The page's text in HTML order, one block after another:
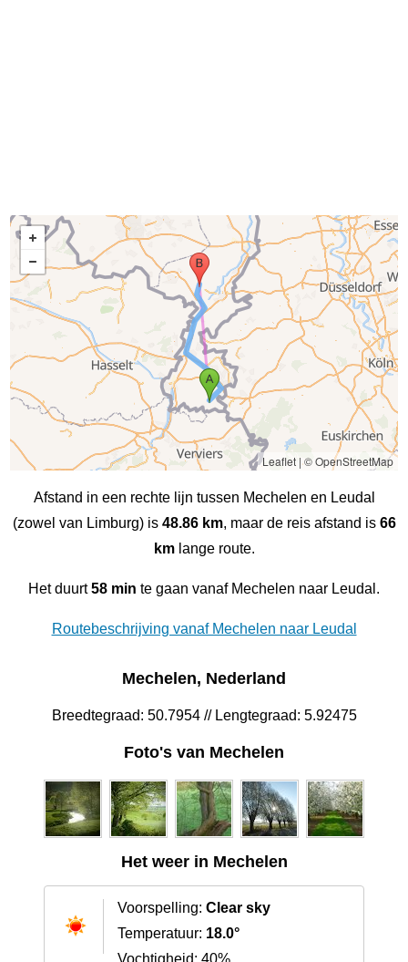
Leaflet|© OpenStreetMap
Afstand in een rechte lijn tussen Mechelen en Leudal‎
(zowel van Limburg) is 48.86 km, maar de reis afstand is 66
kmlange route.
Het duurt58 min te gaan vanaf Mechelen naar Leudal‎.
Routebeschrijving vanaf Mechelen naar Leudal‎
Mechelen, Nederland
Breedtegraad: 50.7954 // Lengtegraad: 5.92475
Foto's van Mechelen
Het weer in Mechelen
Voorspelling: Clear sky
Temperatuur: 18.0°